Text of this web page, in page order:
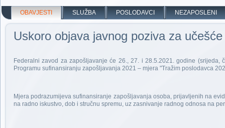
OBAVJESTI SLUŽBA POSLODAVCI NEZAPOSLENI
Uskoro objava javnog poziva za
Federalni zavod za zapošljavanje će 26., 27. i 28.5.2021. godine
Programu sufinansiranju zapošljavanja 2021 – mjera "Tražim poslodavca
Mjera podrazumijeva sufinansiranje zapošljavanja osoba, prijavljenih na
na radno iskustvo, dob i stručnu spremu, uz zasnivanje radnog odnosa na